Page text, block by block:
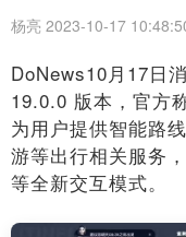
杨亮 2023-10-17
DoNews10月17日
19.0.0 版本，官方
为用户提供智能路
游等出行相关服务
等全新交互模式。